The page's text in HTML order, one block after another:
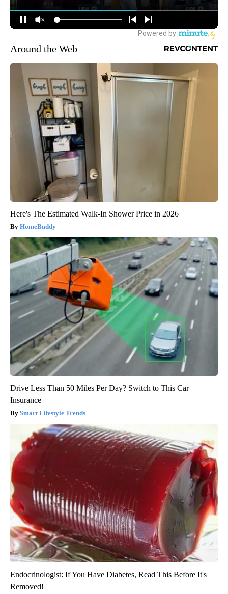
Around the Web
Here's The Estimated Walk-In Shower Price in 2026
HomeBuddy
Drive Less Than 50 Miles Per Day? Switch to This Car
Insurance
Smart Lifestyle Trends
Endocrinologist: If You Have Diabetes, Read This Before It's
Removed!